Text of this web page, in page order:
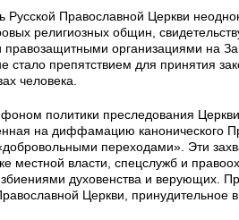
Русской Православной Церкви
религиозных общин,
правозащитными организациями на
стало препятствием для принятия
человека.
политики преследования
на диффамацию канонического
переходами». Эти
местной власти, спецслужб и
духовенства и верующих.
Церкви, принудительное